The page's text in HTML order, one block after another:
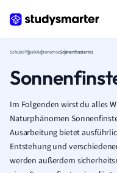
SchulePhysikAstronomieSonnenfinsternis
Im Folgenden wirst du alles
Naturphänomen
Ausarbeitung bietet
Entstehung und
werden außerdem